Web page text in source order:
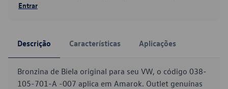
Entrar
Descrição Características Aplicações
Bronzina de Biela original para seu VW, o código 038-
105-701-A -007 aplica em Amarok. Outlet genuínas